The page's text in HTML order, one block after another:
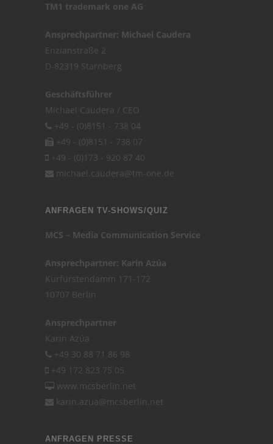
TM1 trademark one AG
Ansprechpartner: Michael Caudera
Enzianstraße 2
D-82319 Starnberg
Geschäftsführer
Michael Caudera / CEO
+49 - (0)8151 - 738 04
+49 - (0)8151 - 738 07
+49 - (0)173 - 920 87 40
michael.caudera@tm-one.de
ANFRAGEN TV-SHOWS/QUIZ
MCS – Media Communication Service
Ansprechpartner: Karin Azúa
Kurfürstendamm 171-172
10707 Berlin
Ansprechpartner
Karin Azúa
+49 30 88 71 86 98
+49 172 823 75 05
www.mcsberlin.net
karin.azua@mcsberlin.net
ANFRAGEN PRESSE